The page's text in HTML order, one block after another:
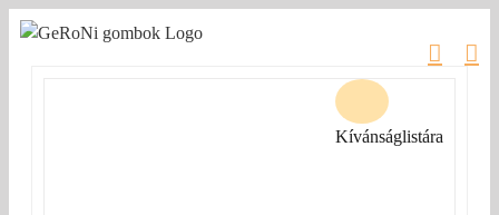
Kihagyás
Kívánságlistára